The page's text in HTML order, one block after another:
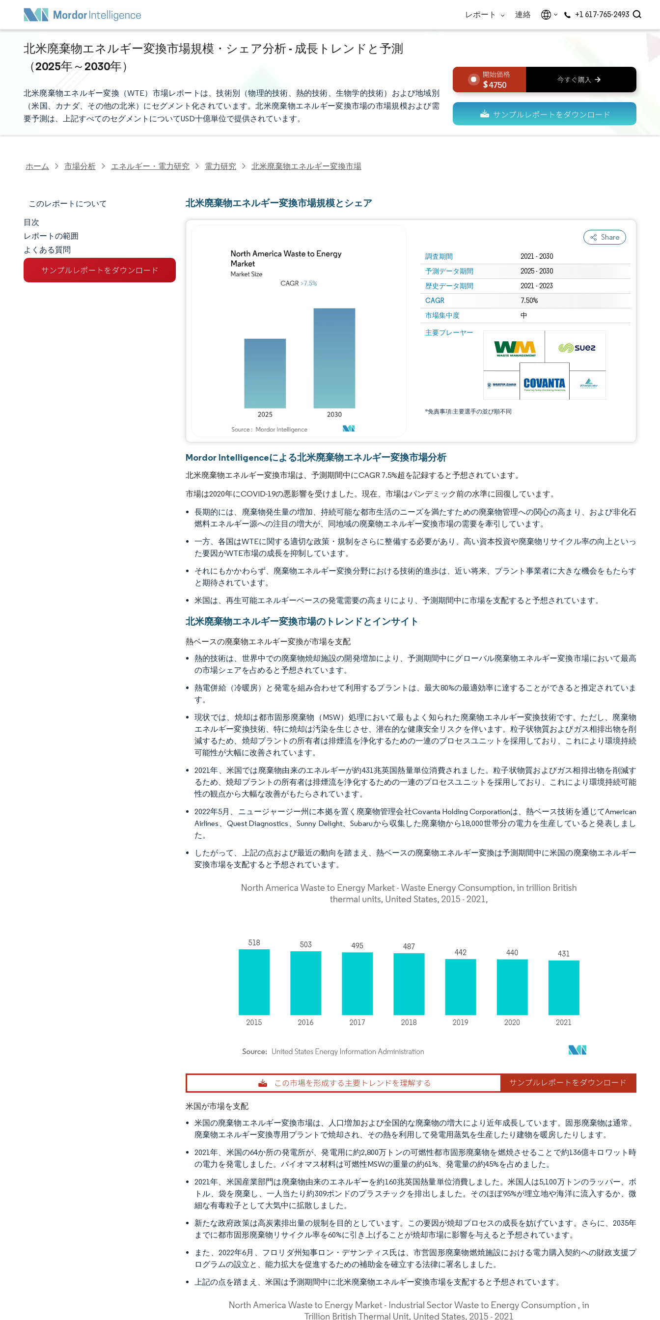
レポート 連絡 +1 617-765-2493
北米廃棄物エネルギー変換市場規模・シェア分析 - 成長トレンドと予測
（2025年～2030年）
北米廃棄物エネルギー変換（WTE）市場レポートは、技術別（物理的技術、熱的技術、生物学的技術）および地域別
（米国、カナダ、その他の北米）にセグメント化されています。北米廃棄物エネルギー変換市場の市場規模および需
要予測は、上記すべてのセグメントについてUSD十億単位で提供されています。
4750
ホーム 市場分析 エネルギー・電力研究 電力研究 北米廃棄物エネルギー変換市場
このレポートについて
マーケットスナップショット
市場概要
主な市場動向
目次
レポートの範囲
よくある質問
北米廃棄物エネルギー変換市場規模とシェア
Share
調査期間 2021 - 2030
予測データ期間 2025 - 2030
歴史データ期間 2021 - 2023
CAGR 7.50%
市場集中度 中
主要プレーヤー
*免責事項:主要選手の並び順不同
Mordor Intelligenceによる北米廃棄物エネルギー変換市場分析
北米廃棄物エネルギー変換市場は、予測期間中にCAGR 7.5%超を記録すると予想されています。
市場は2020年にCOVID-19の悪影響を受けました。現在、市場はパンデミック前の水準に回復しています。
長期的には、廃棄物発生量の増加、持続可能な都市生活のニーズを満たすための廃棄物管理への関心の高まり、および非化石
燃料エネルギー源への注目の増大が、同地域の廃棄物エネルギー変換市場の需要を牽引しています。
一方、各国はWTEに関する適切な政策・規制をさらに整備する必要があり、高い資本投資や廃棄物リサイクル率の向上といっ
た要因がWTE市場の成長を抑制しています。
それにもかかわらず、廃棄物エネルギー変換分野における技術的進歩は、近い将来、プラント事業者に大きな機会をもたらす
と期待されています。
米国は、再生可能エネルギーベースの発電需要の高まりにより、予測期間中に市場を支配すると予想されています。
北米廃棄物エネルギー変換市場のトレンドとインサイト
熱ベースの廃棄物エネルギー変換が市場を支配
熱的技術は、世界中での廃棄物焼却施設の開発増加により、予測期間中にグローバル廃棄物エネルギー変換市場において最高
の市場シェアを占めると予想されています。
熱電併給（冷暖房）と発電を組み合わせて利用するプラントは、最大80%の最適効率に達することができると推定されていま
す。
現状では、焼却は都市固形廃棄物（MSW）処理において最もよく知られた廃棄物エネルギー変換技術です。ただし、廃棄物
エネルギー変換技術、特に焼却は汚染を生じさせ、潜在的な健康安全リスクを伴います。粒子状物質およびガス相排出物を削
減するため、焼却プラントの所有者は排煙流を浄化するための一連のプロセスユニットを採用しており、これにより環境持続
可能性が大幅に改善されています。
2021年、米国では廃棄物由来のエネルギーが約431兆英国熱量単位消費されました。粒子状物質およびガス相排出物を削減す
るため、焼却プラントの所有者は排煙流を浄化するための一連のプロセスユニットを採用しており、これにより環境持続可能
性の観点から大幅な改善がもたらされています。
2022年5月、ニュージャージー州に本拠を置く廃棄物管理会社Covanta Holding Corporationは、熱ベース技術を通じてAmerican
Airlines、Quest Diagnostics、Sunny Delight、Subaruから収集した廃棄物から18,000世帯分の電力を生産していると発表しまし
た。
したがって、上記の点および最近の動向を踏まえ、熱ベースの廃棄物エネルギー変換は予測期間中に米国の廃棄物エネルギー
変換市場を支配すると予想されています。
画像 © Mordor Intelligence。再利用にはCC BY 4.0の表示が必要です。
米国が市場を支配
米国の廃棄物エネルギー変換市場は、人口増加および全国的な廃棄物の増大により近年成長しています。固形廃棄物は通常、
廃棄物エネルギー変換専用プラントで焼却され、その熱を利用して発電用蒸気を生産したり建物を暖房したりします。
2021年、米国の64か所の発電所が、発電用に約2,800万トンの可燃性都市固形廃棄物を燃焼させることで約136億キロワット時
の電力を発電しました。バイオマス材料は可燃性MSWの重量の約61%、発電量の約45%を占めました。
2021年、米国産業部門は廃棄物由来のエネルギーを約160兆英国熱量単位消費しました。米国人は5,100万トンのラッパー、ボ
トル、袋を廃棄し、一人当たり約309ポンドのプラスチックを排出しました。そのほぼ95%が埋立地や海洋に流入するか、微
細な有毒粒子として大気中に拡散しました。
新たな政府政策は高炭素排出量の規制を目的としています。この要因が焼却プロセスの成長を妨げています。さらに、2035年
までに都市固形廃棄物リサイクル率を60%に引き上げることが焼却市場に影響を与えると予想されています。
また、2022年6月、フロリダ州知事ロン・デサンティス氏は、市営固形廃棄物燃焼施設における電力購入契約への財政支援プ
ログラムの設立と、能力拡大を促進するための補助金を確立する法律に署名しました。
上記の点を踏まえ、米国は予測期間中に北米廃棄物エネルギー変換市場を支配すると予想されています。